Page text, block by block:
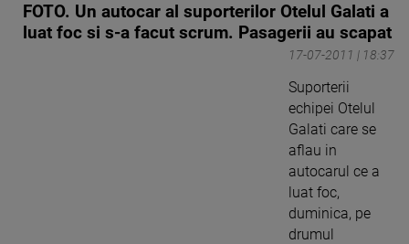
FOTO. Un autocar al suporterilor Otelul Galati a
luat foc si s-a facut scrum. Pasagerii au scapat
17-07-2011 | 18:37
Suporterii
echipei Otelul
Galati care se
aflau in
autocarul ce a
luat foc,
duminica, pe
drumul